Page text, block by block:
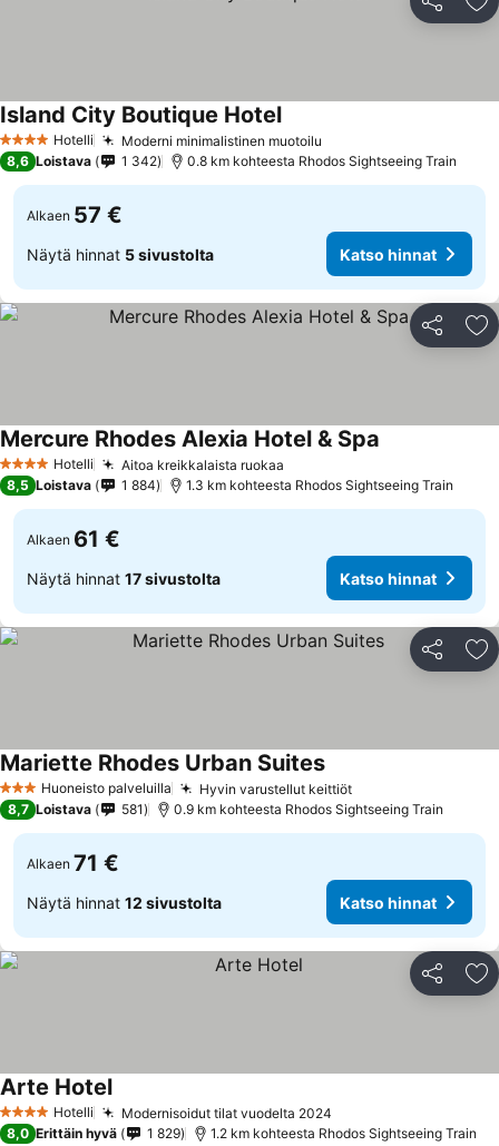
Jaa
4 Tähtiluokitus
Hotelli Moderni minimalistinen muotoilu
Island City Boutique HotelKatso hinnat
8,6 Loistava 1 342 0.8 km kohteesta Rhodos Sightseeing Train
Alkaen 57 €
Näytä hinnat 5 sivustolta Katso hinnat
Jaa
4 Tähtiluokitus
Hotelli Aitoa kreikkalaista ruokaa
Mercure Rhodes Alexia Hotel & Spa
8,5 Loistava 1 884 1.3 km kohteesta Rhodos Sightseeing Train
Alkaen 61 €
Näytä hinnat 17 sivustolta Katso hinnat
Jaa
3 Tähtiluokitus
Huoneisto palveluilla Hyvin varustellut keittiötKatso hinnat
Mariette Rhodes Urban SuitesKatso hinnat
8,7 Loistava 581 0.9 km kohteesta Rhodos Sightseeing Train
Alkaen 71 €
Näytä hinnat 12 sivustolta Katso hinnat
Jaa
4 Tähtiluokitus
Hotelli Modernisoidut tilat vuodelta 2024
Arte HotelKatso hinnat
8,0 Erittäin hyvä 1 829 1.2 km kohteesta Rhodos Sightseeing Train